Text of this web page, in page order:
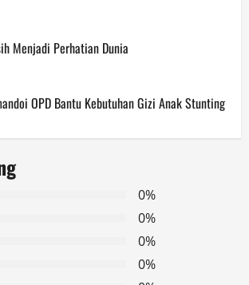
Menjadi Perhatian Dunia
OPD Bantu Kebutuhan Gizi Anak Stunting
0%
0%
0%
0%